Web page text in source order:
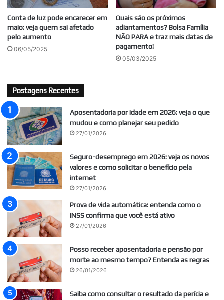
Conta de luz pode encarecer em
maio: veja quem sai afetado
pelo aumento
06/05/2025
Quais são os próximos
adiantamentos? Bolsa Família
NÃO PARA e traz mais datas de
pagamento!
05/03/2025
Postagens Recentes
Aposentadoria por idade em 2026: veja o que
mudou e como planejar seu pedido
27/01/2026
Seguro-desemprego em 2026: veja os novos
valores e como solicitar o benefício pela
internet
27/01/2026
Prova de vida automática: entenda como o
INSS confirma que você está ativo
27/01/2026
Posso receber aposentadoria e pensão por
morte ao mesmo tempo? Entenda as regras
26/01/2026
Saiba como consultar o resultado da perícia e